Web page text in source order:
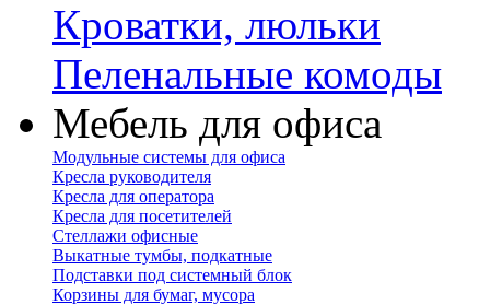
Кроватки, люльки
Пеленальные комоды
Мебель для офиса
Модульные системы для офиса
Кресла руководителя
Кресла для оператора
Кресла для посетителей
Стеллажи офисные
Выкатные тумбы, подкатные
Подставки под системный блок
Корзины для бумаг, мусора